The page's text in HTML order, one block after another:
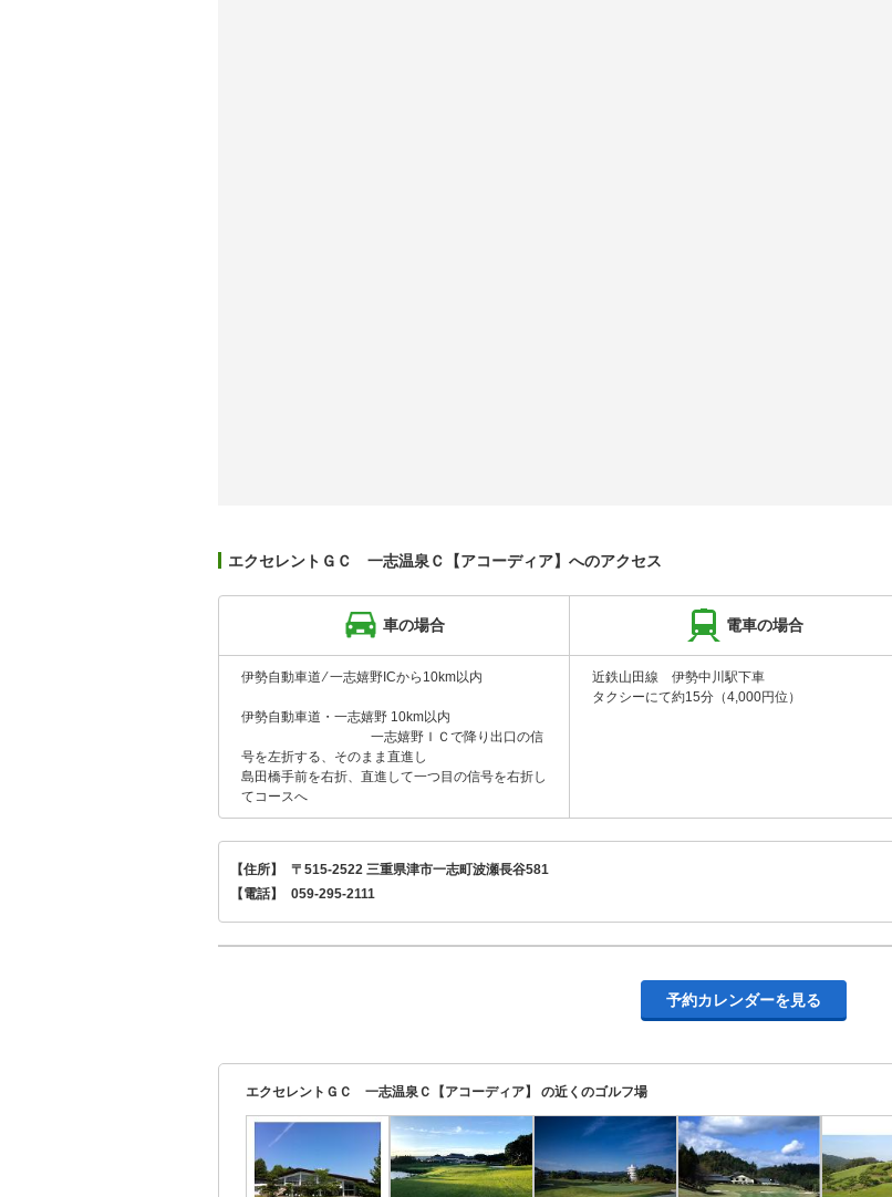
エクセレントＧＣ 一志温泉Ｃ【アコーディア】へのアクセス
車の場合 電車の場合
伊勢自動車道 ⁄ 一志嬉野ICから10km以内
伊勢自動車道・一志嬉野 10km以内
一志嬉野ＩＣで降り出口の信
号を左折する、そのまま直進し
島田橋手前を右折、直進して一つ目の信号を右折し
てコースへ
近鉄山田線 伊勢中川駅下車
タクシーにて約15分（4,000円位）
【住所】
〒515-2522 三重県津市一志町波瀬長谷581
【電話】
059-295-2111
予約カレンダーを見る
エクセレントＧＣ 一志温泉Ｃ【アコーディア】 の近くのゴルフ場